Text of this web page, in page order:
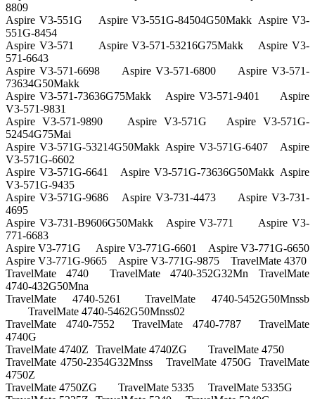
8809
Aspire V3-551G
Aspire V3-551G-84504G50Makk Aspire V3-
551G-8454
Aspire V3-571
Aspire V3-571-53216G75Makk
Aspire V3-
571-6643
Aspire V3-571-6698
Aspire V3-571-6800
Aspire V3-571-
73634G50Makk
Aspire V3-571-73636G75Makk
Aspire V3-571-9401
Aspire
V3-571-9831
Aspire V3-571-9890
Aspire V3-571G
Aspire V3-571G-
52454G75Mai
Aspire V3-571G-53214G50Makk Aspire V3-571G-6407
Aspire
V3-571G-6602
Aspire V3-571G-6641
Aspire V3-571G-73636G50Makk Aspire
V3-571G-9435
Aspire V3-571G-9686
Aspire V3-731-4473
Aspire V3-731-
4695
Aspire V3-731-B9606G50Makk
Aspire V3-771
Aspire V3-
771-6683
Aspire V3-771G
Aspire V3-771G-6601
Aspire V3-771G-6650
Aspire V3-771G-9665
Aspire V3-771G-9875
TravelMate 4370
TravelMate 4740
TravelMate 4740-352G32Mn
TravelMate
4740-432G50Mna
TravelMate 4740-5261
TravelMate 4740-5452G50Mnssb
TravelMate 4740-5462G50Mnss02
TravelMate 4740-7552
TravelMate 4740-7787
TravelMate
4740G
TravelMate 4740Z
TravelMate 4740ZG
TravelMate 4750
TravelMate 4750-2354G32Mnss
TravelMate 4750G
TravelMate
4750Z
TravelMate 4750ZG
TravelMate 5335
TravelMate 5335G